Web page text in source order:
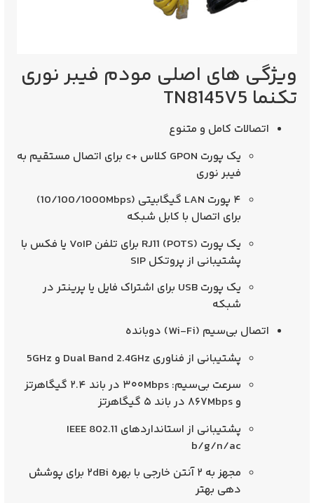
ویژگی‌ های اصلی مودم فیبر نوری
تکنما TN8145V5
اتصالات کامل و متنوع
یک پورت GPON کلاس +c برای اتصال مستقیم به
فیبر نوری
۴ پورت LAN گیگابیتی (10/100/1000Mbps)
برای اتصال با کابل شبکه
یک پورت RJ11 (POTS)
برای تلفن VoIP یا فکس با
پشتیبانی از پروتکل SIP
یک پورت USB برای اشتراک فایل یا پرینتر در
شبکه
اتصال بی‌سیم (Wi-Fi) دوبانده
پشتیبانی از فناوری Dual Band 2.4GHz و 5GHz
سرعت بی‌سیم: ۳۰۰Mbps در باند ۲.۴ گیگاهرتز
و ۸۶۷Mbps در باند ۵ گیگاهرتز
پشتیبانی از استانداردهای IEEE 802.11
b/g/n/ac
مجهز به ۲ آنتن خارجی با بهره ۲dBi
برای پوشش‌
دهی بهتر